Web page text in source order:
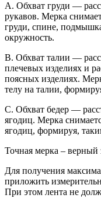
A. Обхват груди —
рукавов. Мерка
груди, спине,
окружность.
B. Обхват талии —
плечевых изделиях и
поясных изделиях.
телу на талии,
C. Обхват бедер —
ягодиц. Мерка
ягодиц, формируя,
Точная мерка – верный
Для получения
приложить
При этом лента не